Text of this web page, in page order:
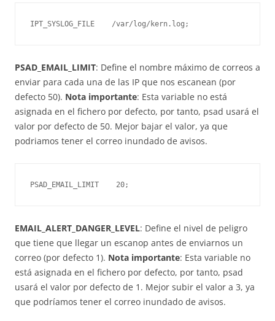
IPT_SYSLOG_FILE    /var/log/kern.log;
PSAD_EMAIL_LIMIT: Define el nombre máximo de correos a
enviar para cada una de las IP que nos escanean (por
defecto 50). Nota importante: Esta variable no está
asignada en el fichero por defecto, por tanto, psad usará el
valor por defecto de 50. Mejor bajar el valor, ya que
podriamos tener el correo inundado de avisos.
PSAD_EMAIL_LIMIT    20;
EMAIL_ALERT_DANGER_LEVEL: Define el nivel de peligro
que tiene que llegar un escanop antes de enviarnos un
correo (por defecto 1). Nota importante: Esta variable no
está asignada en el fichero por defecto, por tanto, psad
usará el valor por defecto de 1. Mejor subir el valor a 3, ya
que podríamos tener el correo inundado de avisos.